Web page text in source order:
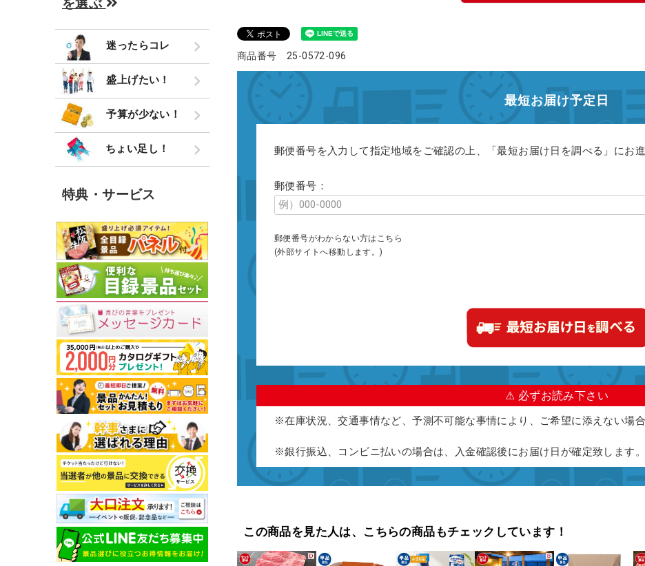
迷ったらコレ
盛上げたい！
予算が少ない！
ちょい足し！
特典・サービス
商品番号 25-0572-096
最短お届け予定日
郵便番号を入力して指定地域をご確認の上、「最短お届け日を調べる」にお進
郵便番号：
郵便番号がわからない方はこちら
(外部サイトへ移動します。)
⚠ 必ずお読み下さい
※在庫状況、交通事情など、予測不可能な事情により、ご希望に添えない場合
※銀行振込、コンビニ払いの場合は、入金確認後にお届け日が確定致します。
この商品を見た人は、こちらの商品もチェックしています！